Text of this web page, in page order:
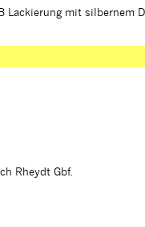
Lackierung mit silbernem
Rheydt Gbf.